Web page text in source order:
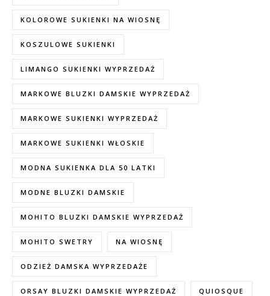
KOLOROWE SUKIENKI NA WIOSNĘ
KOSZULOWE SUKIENKI
LIMANGO SUKIENKI WYPRZEDAŻ
MARKOWE BLUZKI DAMSKIE WYPRZEDAŻ
MARKOWE SUKIENKI WYPRZEDAŻ
MARKOWE SUKIENKI WŁOSKIE
MODNA SUKIENKA DLA 50 LATKI
MODNE BLUZKI DAMSKIE
MOHITO BLUZKI DAMSKIE WYPRZEDAŻ
MOHITO SWETRY NA WIOSNĘ
ODZIEŻ DAMSKA WYPRZEDAŻE
ORSAY BLUZKI DAMSKIE WYPRZEDAŻ QUIOSQUE